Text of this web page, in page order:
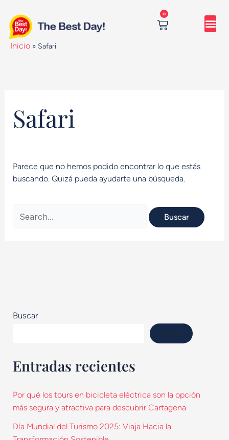
contenido
0
Cart
Inicio » Safari
Safari
Parece que no hemos podido encontrar lo que estás
buscando. Quizá pueda ayudarte una búsqueda.
por:
Buscar
Entradas recientes
Por qué los tours en bicicleta eléctrica son la opción
más segura y atractiva para descubrir Cartagena
Día Mundial del Turismo 2025: Viaja Hacia la